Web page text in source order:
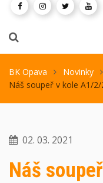
BK Opava
Novinky
Náš soupeř v kole A1/2/
02. 03. 2021
Náš